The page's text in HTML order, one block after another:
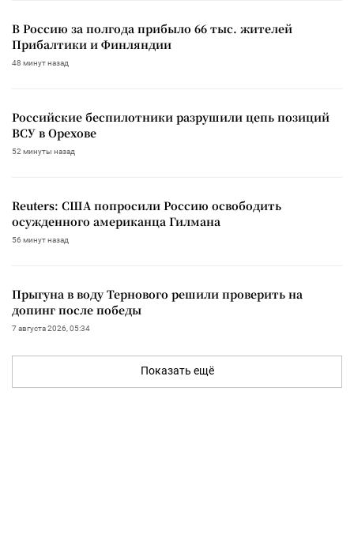
В Россию за полгода прибыло 66 тыс. жителей
Прибалтики и Финляндии
48 минут назад
Российские беспилотники разрушили цепь позиций
ВСУ в Орехове
52 минуты назад
Reuters: США попросили Россию освободить
осужденного американца Гилмана
56 минут назад
Прыгуна в воду Тернового решили проверить на
допинг после победы
7 августа 2026, 05:34
Показать ещё